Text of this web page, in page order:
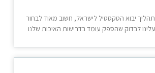
יבוא הטקסטיל לישראל, חשוב מאוד לבחור
לבדוק שהספק עומד בדרישות האיכות שלנו